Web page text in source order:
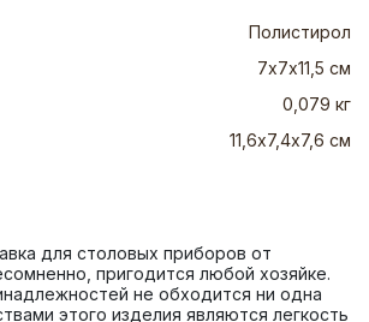
Полистирол
7х7х11,5 см
0,079 кг
11,6х7,4х7,6 см
для столовых приборов от
пригодится любой хозяйке.
не обходится ни одна
этого изделия являются легкость